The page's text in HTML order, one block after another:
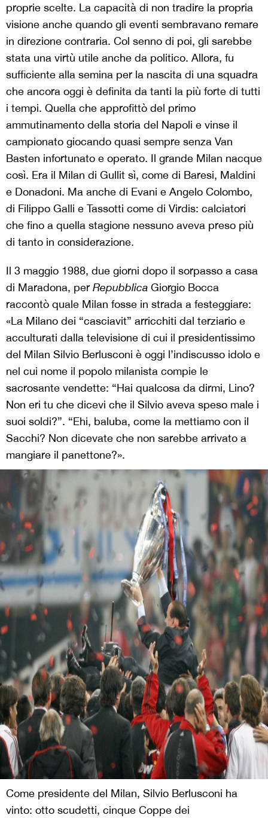
proprie scelte. La capacità di non tradire la propria
visione anche quando gli eventi sembravano remare
in direzione contraria. Col senno di poi, gli sarebbe
stata una virtù utile anche da politico. Allora, fu
sufficiente alla semina per la nascita di una squadra
che ancora oggi è definita da tanti la più forte di tutti
i tempi. Quella che approfittò del primo
ammutinamento della storia del Napoli e vinse il
campionato giocando quasi sempre senza Van
Basten infortunato e operato. Il grande Milan nacque
così. Era il Milan di Gullit sì, come di Baresi, Maldini
e Donadoni. Ma anche di Evani e Angelo Colombo,
di Filippo Galli e Tassotti come di Virdis: calciatori
che fino a quella stagione nessuno aveva preso più
di tanto in considerazione.
Il 3 maggio 1988, due giorni dopo il sorpasso a casa
di Maradona, per Repubblica Giorgio Bocca
raccontò quale Milan fosse in strada a festeggiare:
«La Milano dei “casciavit” arricchiti dal terziario e
acculturati dalla televisione di cui il presidentissimo
del Milan Silvio Berlusconi è oggi l’indiscusso idolo e
nel cui nome il popolo milanista compie le
sacrosante vendette: “Hai qualcosa da dirmi, Lino?
Non eri tu che dicevi che il Silvio aveva speso male i
suoi soldi?”. “Ehi, baluba, come la mettiamo con il
Sacchi? Non dicevate che non sarebbe arrivato a
mangiare il panettone?».
Come presidente del Milan, Silvio Berlusconi ha
vinto: otto scudetti, cinque Coppe dei